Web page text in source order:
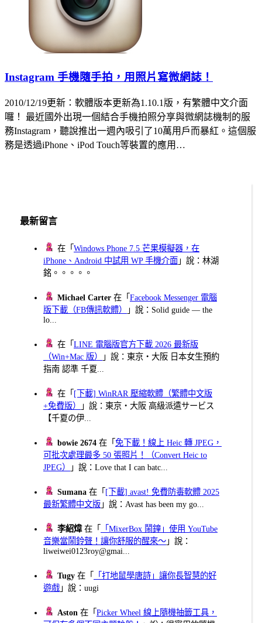
Instagram 手機隨手拍，用照片寫微網誌！
2010/12/19更新：軟體版本更新為1.10.1版，有繁體中文介面
囉！ 最近國外出現一個結合手機拍照分享與微網誌機制的服
務Instagram，聽說推出一週內吸引了10萬用戶而暴紅。這個服
務是透過iPhone、iPod Touch等裝置的應用…
最新留言
在「Windows Phone 7.5 芒果模擬器，在
iPhone、Android 中試用 WP 手機介面 」說：林湖
銘。。。。。
Michael Carter 在「Facebook Messenger 電腦
版下載（FB傳訊軟體）
」說：Solid guide — the
lo...
在「LINE 電腦版官方下載 2026 最新版
（Win+Mac 版）
」說：東京・大阪 日本女生預約
指南 認準 千夏...
在「 [下載] WinRAR 壓縮軟體（繁體中文版
+免費版）
」說：東京・大阪 高級派遣サービス
【千夏の伊...
bowie 2674 在「免下載！線上 Heic 轉 JPEG，
可批次處理最多 50 張照片！（Convert Heic to
JPEG）
」說：Love that I can batc...
Sumana 在「 [下載] avast! 免費防毒軟體 2025
最新繁體中文版 」說：Avast has been my go...
李紹煒在「
「MixerBox 鬧鐘」使用 YouTube
音樂當鬧鈴聲！讓你舒服的醒來～ 」說：
liweiwei0123roy@gmai...
Tugy 在「
「打地鼠學唐詩」讓你長智慧的好
遊戲 」說：uugi
Aston 在「Picker Wheel 線上隨機抽籤工具，